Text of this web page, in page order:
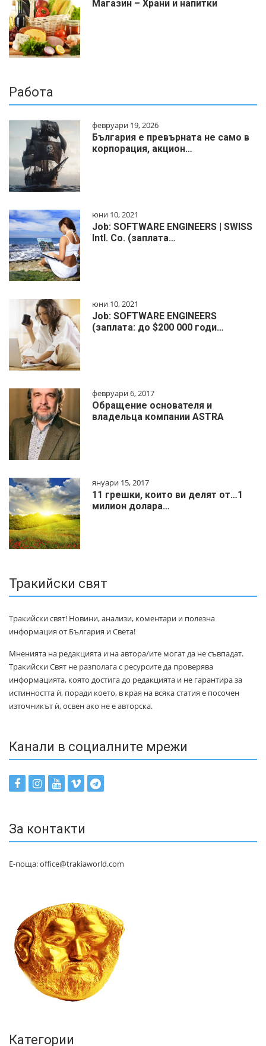
Магазин – Храни и напитки
Работа
февруари 19, 2026
България е превърната не само в
корпорация, акцион…
юни 10, 2021
Job: SOFTWARE ENGINEERS | SWISS
Intl. Co. (заплата…
юни 10, 2021
Job: SOFTWARE ENGINEERS
(заплата: до $200 000 годи…
февруари 6, 2017
Обращение основателя и
владельца компании ASTRA
януари 15, 2017
11 грешки, които ви делят от…1
милиoн дoлapa…
Тракийски свят
Тракийски свят! Новини, анализи, коментари и полезна
информация от България и Света!
Мненията на редакцията и на автора/ите могат да не съвпадат.
Тракийски Свят не разполага с ресурсите да проверява
информацията, която достига до редакцията и не гарантира за
истинността ѝ, поради което, в края на всяка статия е посочен
източникът ѝ, освен ако не е авторска.
Канали в социалните мрежи
За контакти
Е-поща: office@trakiaworld.com
Категории